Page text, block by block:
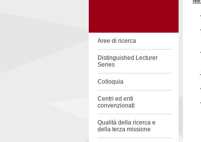
Aree di ricerca
Distinguished Lecturer
Series
Colloquia
Centri ed enti
convenzionati
Qualità della ricerca e
della terza missione